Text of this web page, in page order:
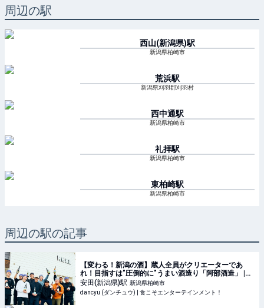
周辺の駅
西山(新潟県)駅
新潟県柏崎市
荒浜駅
新潟県刈羽郡刈羽村
西中通駅
新潟県柏崎市
礼拝駅
新潟県柏崎市
東柏崎駅
新潟県柏崎市
周辺の駅の記事
【変わる！新潟の酒】蔵人全員がクリエーターであ
れ！目指すは"圧倒的に"うまい酒造り「阿部酒造」 |
dancyu (ダンチュウ) | 食こそエンターテインメント！
安田(新潟県)駅 新潟県柏崎市
dancyu (ダンチュウ) | 食こそエンターテインメント！